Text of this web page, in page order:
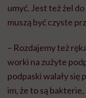
umyć. Jest też żel
muszą być czyste
– Rozdajemy też
worki na zużyte
podpaski walały się
im, że to są